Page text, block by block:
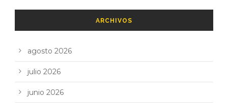
ARCHIVOS
agosto 2026
julio 2026
junio 2026